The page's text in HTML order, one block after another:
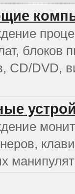
блоков
CD/DVD,